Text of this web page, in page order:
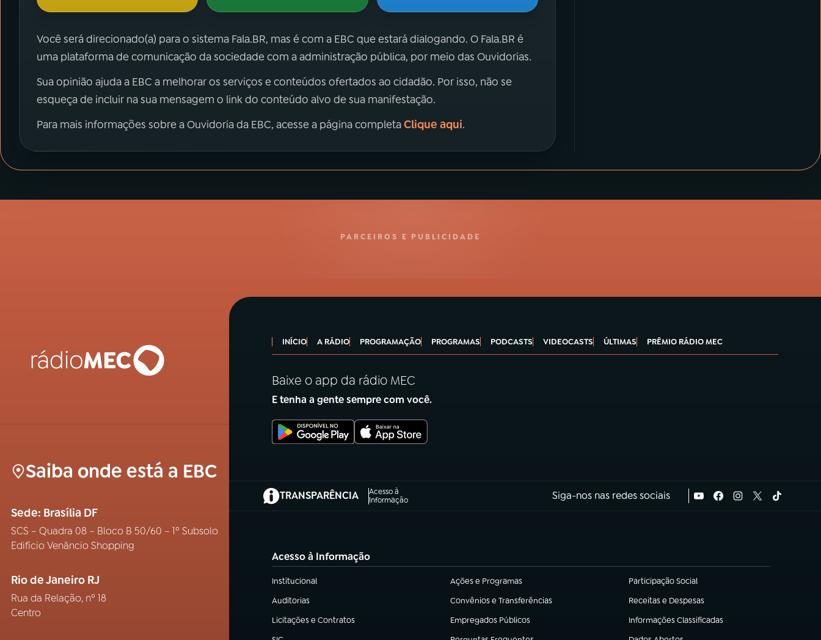
Você será direcionado(a) para o sistema Fala.BR, mas é com a EBC que estará dialogando. O Fala.BR é
uma plataforma de comunicação da sociedade com a administração pública, por meio das Ouvidorias.
Sua opinião ajuda a EBC a melhorar os serviços e conteúdos ofertados ao cidadão. Por isso, não se
esqueça de incluir na sua mensagem o link do conteúdo alvo de sua manifestação.
Para mais informações sobre a Ouvidoria da EBC, acesse a página completaClique aqui.
PARCEIROS E PUBLICIDADE
Saiba onde está a EBC
Sede: Brasília DF
SCS – Quadra 08 – Bloco B 50/60 – 1º Subsolo
Edifício Venâncio Shopping
Rio de Janeiro RJ
Rua da Relação, nº 18
Centro
INÍCIO A RÁDIO PROGRAMAÇÃO PROGRAMAS PODCASTS VIDEOCASTS ÚLTIMAS PRÊMIO RÁDIO MEC
Baixe o app da rádio MEC
E tenha a gente sempre com você.
TRANSPARÊNCIA
Acesso à
Informação
(abre em nova aba) Siga-nos nas redes sociais
Acesso à Informação
Institucional
(abre em nova aba) Ações e Programas
(abre em nova aba) Participação Social
(abre em nova aba)
Auditorias
(abre em nova aba) Convênios e Transferências
(abre em nova aba) Receitas e Despesas
(abre em nova aba)
Licitações e Contratos
(abre em nova aba) Empregados Públicos
(abre em nova aba) Informações Classificadas
(abre em nova aba)